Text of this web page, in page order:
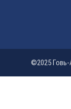
©2025 Говь-